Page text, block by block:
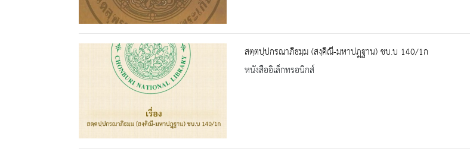
สตฺตปฺปกรณาภิธมฺม (สงฺคิณี-มหาปฎฺฐาน) ชบ.บ 140/1ก
หนังสืออิเล็กทรอนิกส์